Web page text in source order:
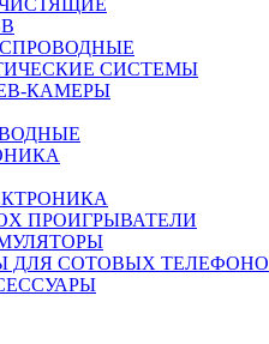
ЧИСТЯЩИЕ
СИСТЕМЫ
КАМЕРЫ
ПРОИГРЫВАТЕЛИ
ДЛЯ СОТОВЫХ